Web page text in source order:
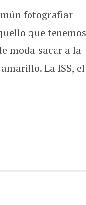
fotografiar
que tenemos
moda sacar a la
La ISS, el